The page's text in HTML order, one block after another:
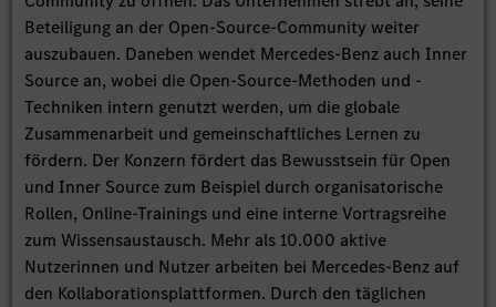
Beteiligung an der Open-Source-Community weiter
auszubauen. Daneben wendet Mercedes-Benz auch Inner
Source an, wobei die Open-Source-Methoden und -
Techniken intern genutzt werden, um die globale
Zusammenarbeit und gemeinschaftliches Lernen zu
fördern. Der Konzern fördert das Bewusstsein für Open
und Inner Source zum Beispiel durch organisatorische
Rollen, Online-Trainings und eine interne Vortragsreihe
zum Wissensaustausch. Mehr als 10.000 aktive
Nutzerinnen und Nutzer arbeiten bei Mercedes-Benz auf
den Kollaborationsplattformen. Durch den täglichen